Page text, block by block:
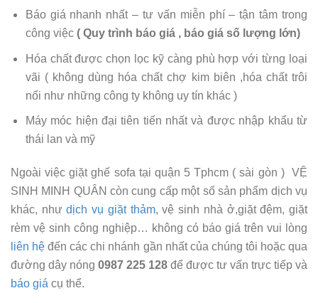
Báo giá nhanh nhất – tư vấn miễn phí – tận tâm trong
công việc ( Quy trình báo giá , báo giá số lượng lớn)
Hóa chất được chọn lọc kỹ càng phù hợp với từng loại
vãi ( không dùng hóa chất chợ kim biên ,hóa chất trôi
nổi như những công ty không uy tín khác )
Máy móc hiện đại tiên tiến nhất và được nhập khẩu từ
thái lan và mỹ
Ngoài việc giặt ghế sofa tại quận 5 Tphcm ( sài gòn ) VỆ
SINH MINH QUÂN còn cung cấp một số sản phẩm dịch vụ
khác, nhưdịch vụ giặt thảm, vệ sinh nhà ở,giặt đệm, giặt
rèm vệ sinh công nghiệp… không có báo giá trên vui lòng
liên hệ đến các chi nhánh gần nhất của chúng tôi hoặc qua
đường dây nóng 0987 225 128 để được tư vấn trực tiếp và
báo giá cụ thể.